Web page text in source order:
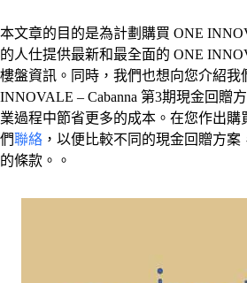
本文章的目的是為計劃購買 ONE
的人仕提供最新和最全面的 ONE
樓盤資訊。同時，我們也想向您介紹我
INNOVALE – Cabanna 第3期現金回贈
業過程中節省更多的成本。在您作出
們聯絡 ，以便比較不同的現金回贈方
的條款。。